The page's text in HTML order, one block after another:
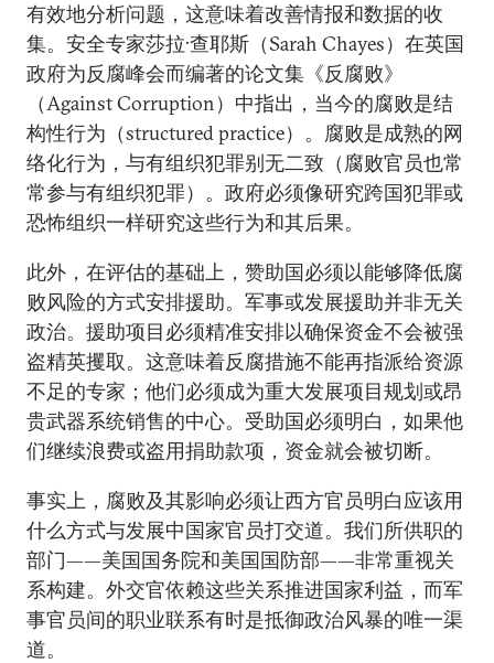
有效地分析问题，这意味着改善情报和数据的收
集。安全专家莎拉·查耶斯（Sarah Chayes）在英国
政府为反腐峰会而编著的论文集《反腐败》
（Against Corruption）中指出，当今的腐败是结
构性行为（structured practice）。腐败是成熟的网
络化行为，与有组织犯罪别无二致（腐败官员也常
常参与有组织犯罪）。政府必须像研究跨国犯罪或
恐怖组织一样研究这些行为和其后果。
此外，在评估的基础上，赞助国必须以能够降低腐
败风险的方式安排援助。军事或发展援助并非无关
政治。援助项目必须精准安排以确保资金不会被强
盗精英攫取。这意味着反腐措施不能再指派给资源
不足的专家；他们必须成为重大发展项目规划或昂
贵武器系统销售的中心。受助国必须明白，如果他
们继续浪费或盗用捐助款项，资金就会被切断。
事实上，腐败及其影响必须让西方官员明白应该用
什么方式与发展中国家官员打交道。我们所供职的
部门——美国国务院和美国国防部——非常重视关
系构建。外交官依赖这些关系推进国家利益，而军
事官员间的职业联系有时是抵御政治风暴的唯一渠
道。